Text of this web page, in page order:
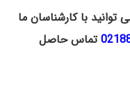
با کارشناسان ما
تماس حاصل